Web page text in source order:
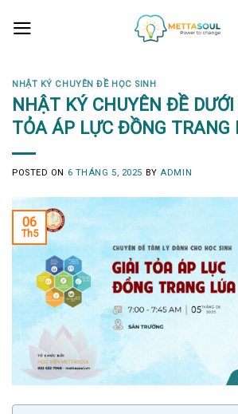
NHẬT KÝ CHUYÊN ĐỀ HỌC SINH
NHẬT KÝ CHUYÊN ĐỀ DƯỚI
TỎA ÁP LỰC ĐỒNG TRANG
POSTED ON 6 THÁNG 5, 2025 BY ADMIN
06
Th5